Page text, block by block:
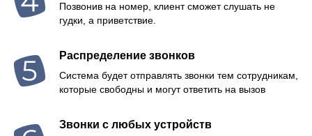
Позвонив на номер, клиент сможет слушать не
гудки, а приветствие.
Распределение звонков
Система будет отправлять звонки тем сотрудникам,
которые свободны и могут ответить на вызов
Звонки с любых устройств